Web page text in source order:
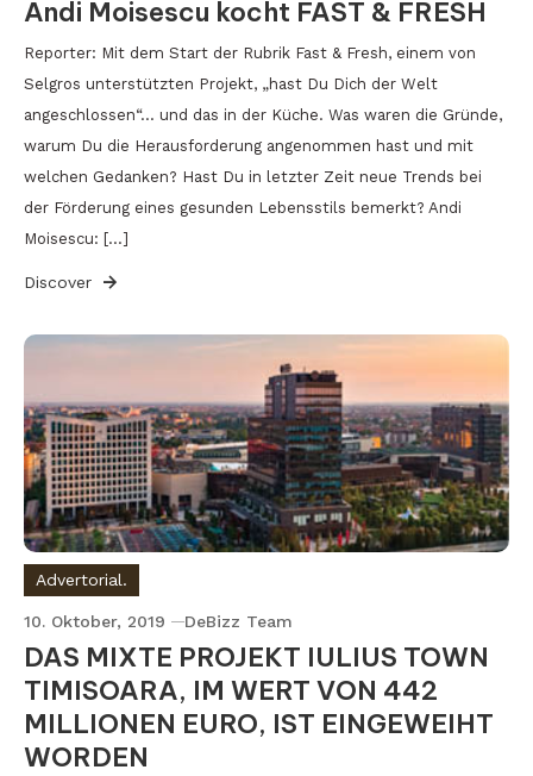
Andi Moisescu kocht FAST & FRESH
Reporter: Mit dem Start der Rubrik Fast & Fresh, einem von
Selgros unterstützten Projekt, „hast Du Dich der Welt
angeschlossen“… und das in der Küche. Was waren die Gründe,
warum Du die Herausforderung angenommen hast und mit
welchen Gedanken? Hast Du in letzter Zeit neue Trends bei
der Förderung eines gesunden Lebensstils bemerkt? Andi
Moisescu: […]
Discover
Advertorial.
10. Oktober, 2019 DeBizz Team
DAS MIXTE PROJEKT IULIUS TOWN
TIMISOARA, IM WERT VON 442
MILLIONEN EURO, IST EINGEWEIHT
WORDEN